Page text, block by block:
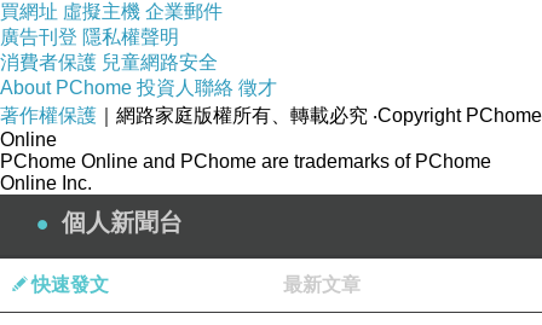
買網址 虛擬主機 企業郵件
廣告刊登 隱私權聲明
消費者保護 兒童網路安全
About PChome 投資人聯絡 徵才
著作權保護 ｜網路家庭版權所有、轉載必究 ‧Copyright PChome
Online
PChome Online and PChome are trademarks of PChome
Online Inc.
個人新聞台
快速發文 最新文章